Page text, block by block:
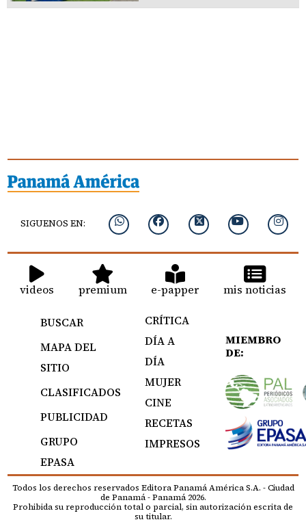
SIGUENOS EN:
videos premium e-papper mis noticias
BUSCAR
MAPA DEL
SITIO
CLASIFICADOS
PUBLICIDAD
GRUPO
EPASA
CRÍTICA
DÍA A
DÍA
MUJER
CINE
RECETAS
IMPRESOS
MIEMBRO
DE:
Todos los derechos reservados Editora Panamá América S.A. - Ciudad
de Panamá - Panamá 2026.
Prohibida su reproducción total o parcial, sin autorización escrita de
su titular.